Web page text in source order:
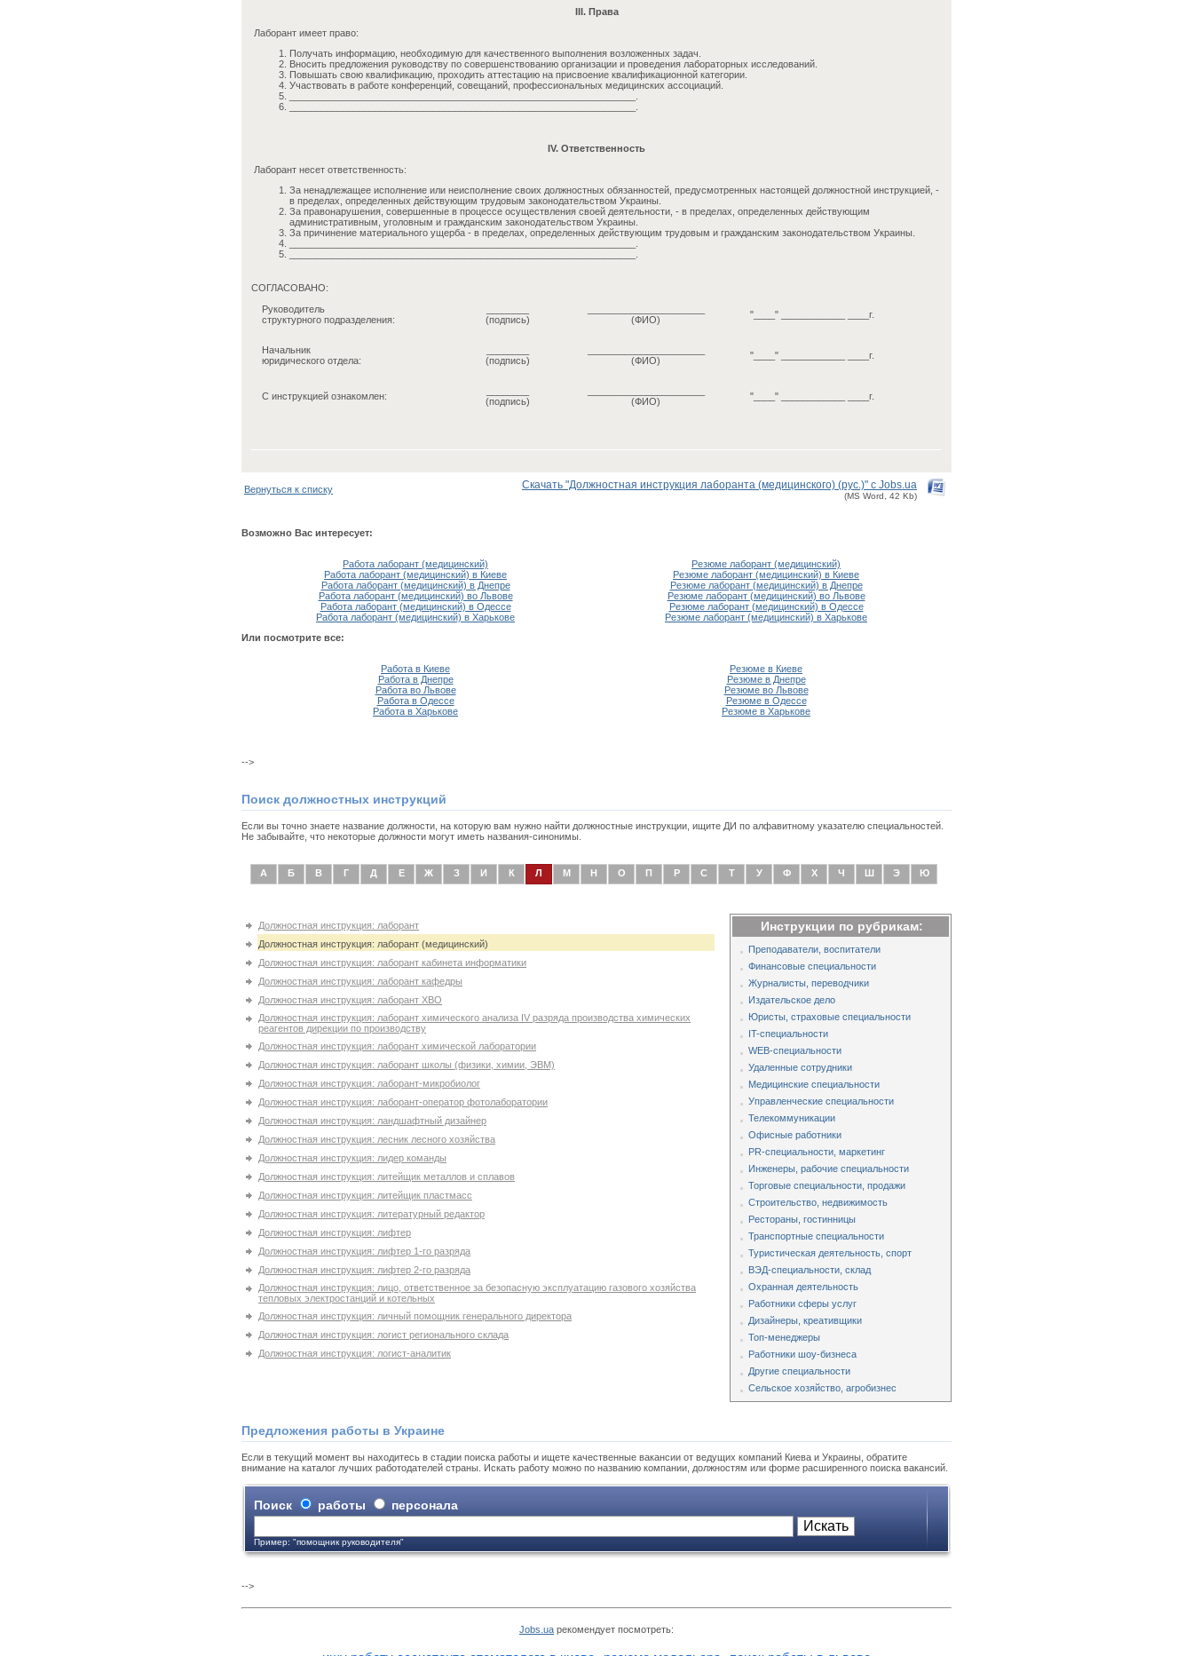
III. Права
Лаборант имеет право:
Получать информацию, необходимую для качественного выполнения возложенных задач.
Вносить предложения руководству по совершенствованию организации и проведения лабораторных исследований.
Повышать свою квалификацию, проходить аттестацию на присвоение квалификационной категории.
Участвовать в работе конференций, совещаний, профессиональных медицинских ассоциаций.
IV. Ответственность
Лаборант несет ответственность:
За ненадлежащее исполнение или неисполнение своих должностных обязанностей, предусмотренных настоящей должностной инструкцией, -
в пределах, определенных действующим трудовым законодательством Украины.
За правонарушения, совершенные в процессе осуществления своей деятельности, - в пределах, определенных действующим
административным, уголовным и гражданским законодательством Украины.
За причинение материального ущерба - в пределах, определенных действующим трудовым и гражданским законодательством Украины.
СОГЛАСОВАНО:
Руководитель
структурного подразделения:
(подпись)
(ФИО)
"____" ____________ ____г.
Начальник
юридического отдела:
(подпись)
(ФИО)
"____" ____________ ____г.
С инструкцией ознакомлен:
(подпись)
(ФИО)
"____" ____________ ____г.
Вернуться к списку Скачать "Должностная инструкция лаборанта (медицинского) (рус.)" с Jobs.ua
(MS Word, 42 Kb)
Возможно Вас интересует:
Работа лаборант (медицинский)
Резюме лаборант (медицинский)
Работа лаборант (медицинский) в Киеве
Резюме лаборант (медицинский) в Киеве
Работа лаборант (медицинский) в Днепре
Резюме лаборант (медицинский) в Днепре
Работа лаборант (медицинский) во Львове
Резюме лаборант (медицинский) во Львове
Работа лаборант (медицинский) в Одессе
Резюме лаборант (медицинский) в Одессе
Работа лаборант (медицинский) в Харькове
Резюме лаборант (медицинский) в Харькове
Или посмотрите все:
Работа в Киеве
Резюме в Киеве
Работа в Днепре
Резюме в Днепре
Работа во Львове
Резюме во Львове
Работа в Одессе
Резюме в Одессе
Работа в Харькове
Резюме в Харькове
-->
Поиск должностных инструкций
Если вы точно знаете название должности, на которую вам нужно найти должностные инструкции, ищите ДИ по алфавитному указателю специальностей.
Не забывайте, что некоторые должности могут иметь названия-синонимы.
А Б В Г Д Е Ж З И К Л М Н О П Р С Т У Ф Х Ч Ш Э Ю
Должностная инструкция: лаборант
Должностная инструкция: лаборант (медицинский)
Должностная инструкция: лаборант кабинета информатики
Должностная инструкция: лаборант кафедры
Должностная инструкция: лаборант ХВО
Должностная инструкция: лаборант химического анализа IV разряда производства химических
реагентов дирекции по производству
Должностная инструкция: лаборант химической лаборатории
Должностная инструкция: лаборант школы (физики, химии, ЭВМ)
Должностная инструкция: лаборант-микробиолог
Должностная инструкция: лаборант-оператор фотолаборатории
Должностная инструкция: ландшафтный дизайнер
Должностная инструкция: лесник лесного хозяйства
Должностная инструкция: лидер команды
Должностная инструкция: литейщик металлов и сплавов
Должностная инструкция: литейщик пластмасс
Должностная инструкция: литературный редактор
Должностная инструкция: лифтер
Должностная инструкция: лифтер 1-го разряда
Должностная инструкция: лифтер 2-го разряда
Должностная инструкция: лицо, ответственное за безопасную эксплуатацию газового хозяйства
тепловых электростанций и котельных
Должностная инструкция: личный помощник генерального директора
Должностная инструкция: логист регионального склада
Должностная инструкция: логист-аналитик
Инструкции по рубрикам:
Преподаватели, воспитатели
Финансовые специальности
Журналисты, переводчики
Издательское дело
Юристы, страховые специальности
IT-специальности
WEB-специальности
Удаленные сотрудники
Медицинские специальности
Управленческие специальности
Телекоммуникации
Офисные работники
PR-специальности, маркетинг
Инженеры, рабочие специальности
Торговые специальности, продажи
Строительство, недвижимость
Рестораны, гостинницы
Транспортные специальности
Туристическая деятельность, спорт
ВЭД-специальности, склад
Охранная деятельность
Работники сферы услуг
Дизайнеры, креативщики
Топ-менеджеры
Работники шоу-бизнеса
Другие специальности
Сельское хозяйство, агробизнес
Предложения работы в Украине
Если в текущий момент вы находитесь в стадии поиска работы и ищете качественные вакансии от ведущих компаний Киева и Украины, обратите
внимание на каталог лучших работодателей страны. Искать работу можно по названию компании, должностям или форме расширенного поиска вакансий.
Поиск работы персонала
Пример: "помощник руководителя"
-->
Jobs.ua рекомендует посмотреть: